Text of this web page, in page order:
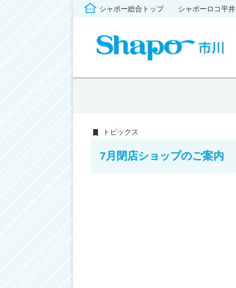
シャポー総合トップ シャポーロコ平井
トピックス
7月閉店ショップのご案内